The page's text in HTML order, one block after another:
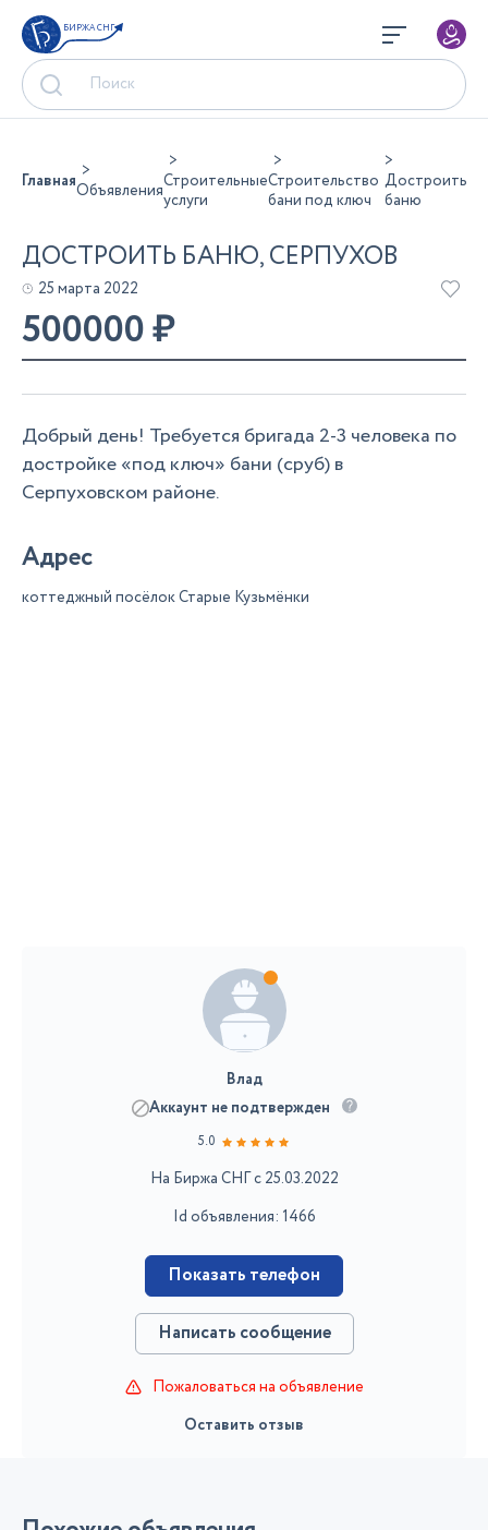
БИРЖА СНГ
ГлавнаяОбъявленияСтроительные
услуги
Строительство
бани под ключ
Достроить
баню
ДОСТРОИТЬ БАНЮ, СЕРПУХОВ
25 марта 2022
500000₽
Добрый день! Требуется бригада 2-3 человека по
достройке «под ключ» бани (сруб) в
Серпуховском районе.
Адрес
коттеджный посёлок Старые Кузьмёнки
Влад
Аккаунт не подтвержден
5.0
На Биржа СНГ с 25.03.2022
Id объявления: 1466
Показать телефон
Написать сообщение
Пожаловаться на объявление
Оставить отзыв